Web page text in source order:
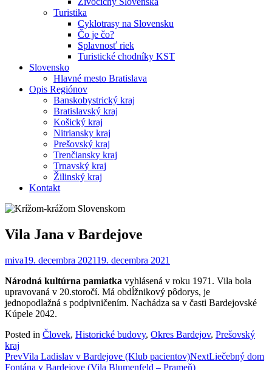
Turistika
Cyklotrasy na Slovensku
Čo je čo?
Splavnosť riek
Turistické chodníky KST
Slovensko
Hlavné mesto Bratislava
Opis Regiónov
Banskobystrický kraj
Bratislavský kraj
Košický kraj
Nitriansky kraj
Prešovský kraj
Trenčiansky kraj
Trnavský kraj
Žilinský kraj
Kontakt
Vila Jana v Bardejove
miva19. decembra 202119. decembra 2021
Národná kultúrna pamiatka vyhlásená v roku 1971. Vila bola
upravovaná v 20.storočí. Má obdĺžnikový pôdorys, je
jednopodlažná s podpivničením. Nachádza sa v časti Bardejovské
Kúpele 2042.
Posted in Človek, Historické budovy, Okres Bardejov, Prešovský
kraj
Post
PrevVila Ladislav v Bardejove (Klub pacientov)NextLiečebný dom
Fontána v Bardejove (Vila Blumenfeld – Prameň)